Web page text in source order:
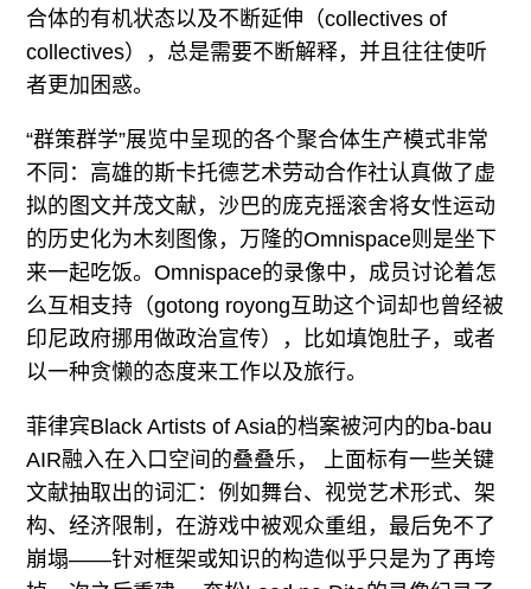
合体的有机状态以及不断延伸（collectives of
collectives），总是需要不断解释，并且往往使听
者更加困惑。
“群策群学”展览中呈现的各个聚合体生产模式非常
不同：高雄的斯卡托德艺术劳动合作社认真做了虚
拟的图文并茂文献，沙巴的庞克摇滚舍将女性运动
的历史化为木刻图像，万隆的Omnispace则是坐下
来一起吃饭。Omnispace的录像中，成员讨论着怎
么互相支持（gotong royong互助这个词却也曾经被
印尼政府挪用做政治宣传），比如填饱肚子，或者
以一种贪懒的态度来工作以及旅行。
菲律宾Black Artists of Asia的档案被河内的ba-bau
AIR融入在入口空间的叠叠乐， 上面标有一些关键
文献抽取出的词汇：例如舞台、视觉艺术形式、架
构、经济限制，在游戏中被观众重组，最后免不了
崩塌——针对框架或知识的构造似乎只是为了再垮